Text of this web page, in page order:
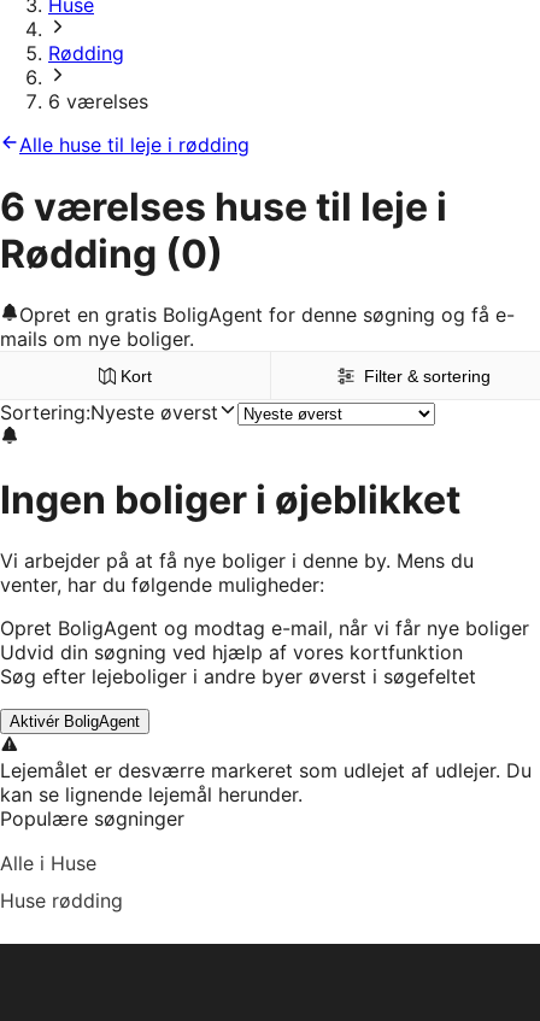
Huse
Rødding
6 værelses
Alle huse til leje i rødding
6 værelses huse til leje i
Rødding (0)
Opret en gratis BoligAgent for denne søgning og få e-
mails om nye boliger.
Kort Filter & sortering
Sortering:Nyeste øverst
Ingen boliger i øjeblikket
Vi arbejder på at få nye boliger i denne by. Mens du
venter, har du følgende muligheder:
Opret BoligAgent og modtag e-mail, når vi får nye boliger
Udvid din søgning ved hjælp af vores kortfunktion
Søg efter lejeboliger i andre byer øverst i søgefeltet
Aktivér BoligAgent
Lejemålet er desværre markeret som udlejet af udlejer. Du
kan se lignende lejemål herunder.
Populære søgninger
Alle i Huse
Huse rødding